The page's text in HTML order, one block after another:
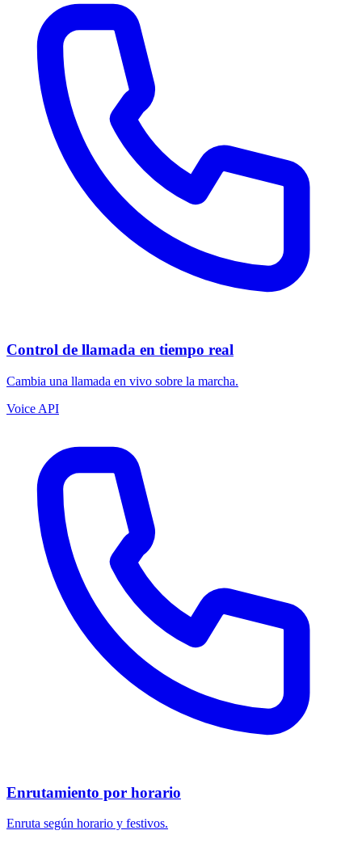
Control de llamada en tiempo real
Cambia una llamada en vivo sobre la marcha.
Voice API
Enrutamiento por horario
Enruta según horario y festivos.